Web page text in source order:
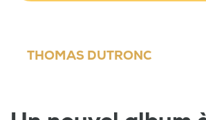
THOMAS DUTRONC